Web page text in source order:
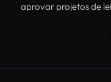
aprovar projetos de